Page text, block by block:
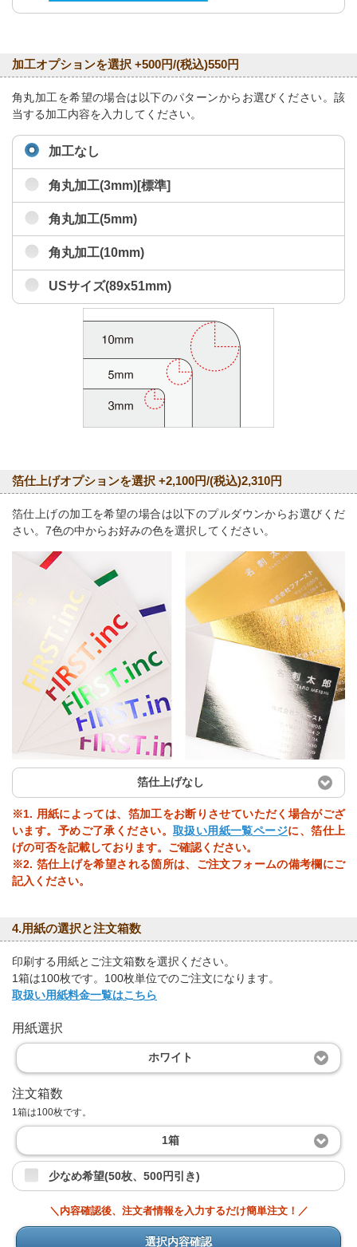
加工オプションを選択 +500円/(税込)550円
角丸加工を希望の場合は以下のパターンからお選びください。該
当する加工内容を入力してください。
加工なし
角丸加工(3mm)[標準]
角丸加工(5mm)
角丸加工(10mm)
USサイズ(89x51mm)
箔仕上げオプションを選択 +2,100円/(税込)2,310円
箔仕上げの加工を希望の場合は以下のプルダウンからお選びくだ
さい。7色の中からお好みの色を選択してください。
箔仕上げなし
※1. 用紙によっては、箔加工をお断りさせていただく場合がござ
います。予めご了承ください。 取扱い用紙一覧ページに、箔仕上
げの可否を記載しております。ご確認ください。
※2. 箔仕上げを希望される箇所は、ご注文フォームの備考欄にご
記入ください。
4.用紙の選択と注文箱数
印刷する用紙とご注文箱数を選択ください。
1箱は100枚です。100枚単位でのご注文になります。
取扱い用紙料金一覧はこちら
用紙選択
ホワイト
注文箱数
1箱は100枚です。
1箱
少なめ希望(50枚、500円引き)
＼内容確認後、注文者情報を入力するだけ簡単注文！／
選択内容確認